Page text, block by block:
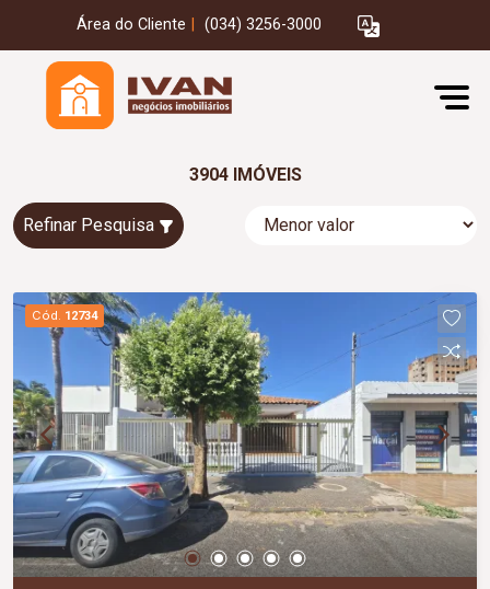
Área do Cliente (034) 3256-3000
3904 IMÓVEIS
Refinar Pesquisa
Cód. 12734